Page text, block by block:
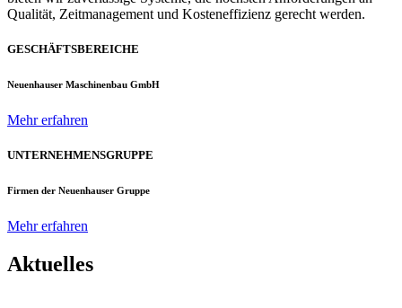
Qualität, Zeitmanagement und Kosteneffizienz gerecht werden.
GESCHÄFTSBEREICHE
Neuenhauser Maschinenbau GmbH
Mehr erfahren
UNTERNEHMENSGRUPPE
Firmen der Neuenhauser Gruppe
Mehr erfahren
Aktuelles